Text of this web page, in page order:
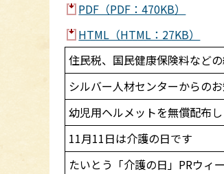
PDF（PDF：470KB）
HTML（HTML：27KB）
住民税、国民健康保険料など
シルバー人材センターからの
幼児用ヘルメットを無償配布
11月11日は介護の日です
たいとう「介護の日」PRウィ